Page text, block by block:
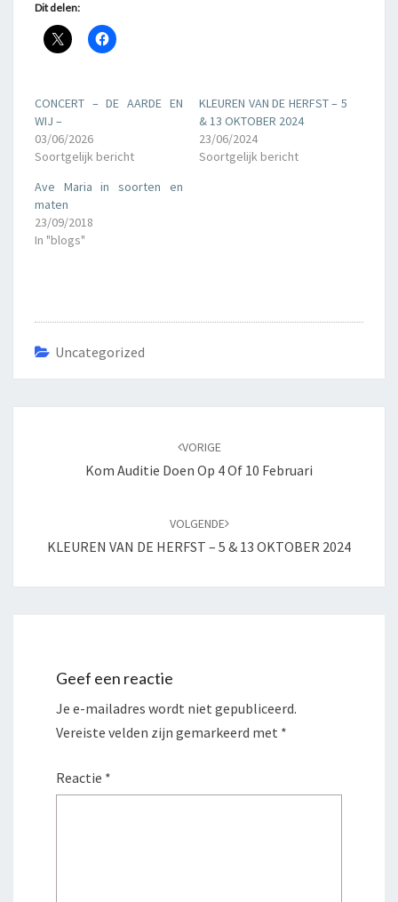
Dit delen:
CONCERT – DE AARDE EN
WIJ –
03/06/2026
Soortgelijk bericht
KLEUREN VAN DE HERFST – 5
& 13 OKTOBER 2024
23/06/2024
Soortgelijk bericht
Ave Maria in soorten en
maten
23/09/2018
In "blogs"
Uncategorized
VORIGE
Kom Auditie Doen Op 4 Of 10 Februari
VOLGENDE
KLEUREN VAN DE HERFST – 5 & 13 OKTOBER 2024
Geef een reactie
Je e-mailadres wordt niet gepubliceerd.
Vereiste velden zijn gemarkeerd met *
Reactie *